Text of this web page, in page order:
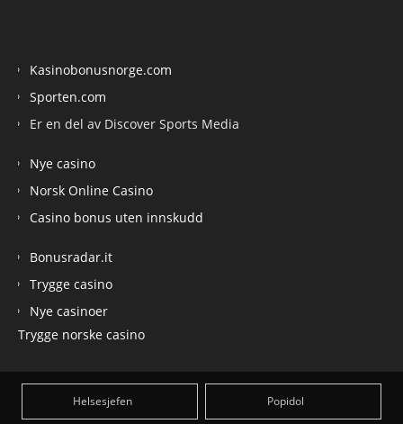
Kasinobonusnorge.com
Sporten.com
Er en del av Discover Sports Media
Nye casino
Norsk Online Casino
Casino bonus uten innskudd
Bonusradar.it
Trygge casino
Nye casinoer
Trygge norske casino
Helsesjefen Popidol